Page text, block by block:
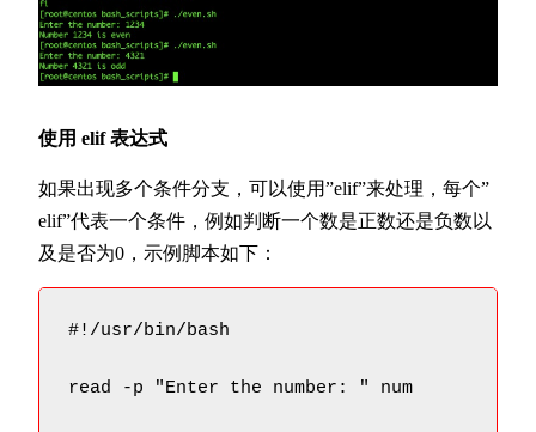
使用 elif 表达式
如果出现多个条件分支，可以使用”elif”来处理，每个”
elif”代表一个条件，例如判断一个数是正数还是负数以
及是否为0，示例脚本如下：
#!/usr/bin/bash
read -p "Enter the number: " num